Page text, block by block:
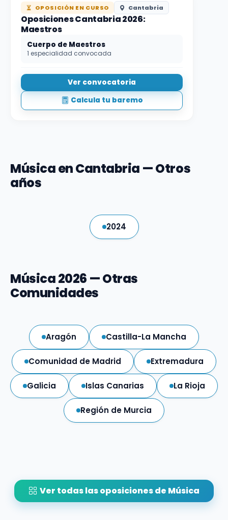
OPOSICIÓN EN CURSO Cantabria
Oposiciones Cantabria 2026:
Maestros
Cuerpo de Maestros
1 especialidad convocada
Ver convocatoria
Calcula tu baremo
Música en Cantabria — Otros
años
2024
Música 2026 — Otras
Comunidades
Aragón Castilla-La Mancha
Comunidad de Madrid Extremadura
Galicia Islas Canarias La Rioja
Región de Murcia
Ver todas las oposiciones de Música